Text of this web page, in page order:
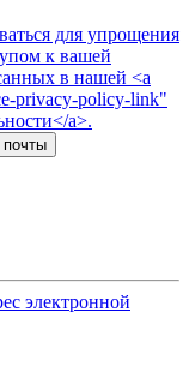
для упрощения
к вашей
в нашей <a
privacy-policy-link"
a>.
электронной